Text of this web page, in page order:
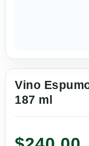
Vino
187 ml